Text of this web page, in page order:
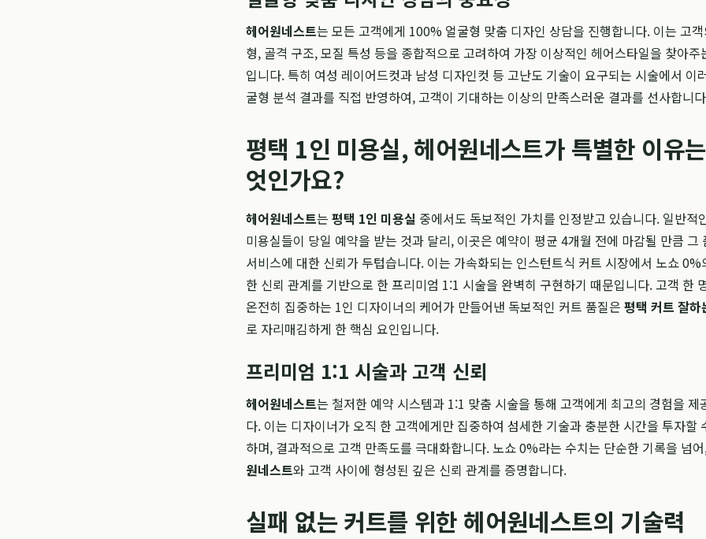
헤어원네스트는 모든 고객에게 100% 얼굴형 맞춤 디자인 상담을 진행합니다. 이는 고
형, 골격 구조, 모질 특성 등을 종합적으로 고려하여 가장 이상적인 헤어스타일을 찾아주
입니다. 특히 여성 레이어드컷과 남성 디자인컷 등 고난도 기술이 요구되는 시술에서 이
굴형 분석 결과를 직접 반영하여, 고객이 기대하는 이상의 만족스러운 결과를 선사합니
평택 1인 미용실, 헤어원네스트가 특별한 이유
엇인가요?
헤어원네스트는 평택 1인 미용실 중에서도 독보적인 가치를 인정받고 있습니다. 일반적
미용실들이 당일 예약을 받는 것과 달리, 이곳은 예약이 평균 4개월 전에 마감될 만큼 그
서비스에 대한 신뢰가 두텁습니다. 이는 가속화되는 인스턴트식 커트 시장에서 노쇼 0%
한 신뢰 관계를 기반으로 한 프리미엄 1:1 시술을 완벽히 구현하기 때문입니다. 고객 한
온전히 집중하는 1인 디자이너의 케어가 만들어낸 독보적인 커트 품질은 평택 커트 잘하
로 자리매김하게 한 핵심 요인입니다.
프리미엄 1:1 시술과 고객 신뢰
헤어원네스트는 철저한 예약 시스템과 1:1 맞춤 시술을 통해 고객에게 최고의 경험을 제
다. 이는 디자이너가 오직 한 고객에게만 집중하여 섬세한 기술과 충분한 시간을 투자할
하며, 결과적으로 고객 만족도를 극대화합니다. 노쇼 0%라는 수치는 단순한 기록을 넘
원네스트와 고객 사이에 형성된 깊은 신뢰 관계를 증명합니다.
실패 없는 커트를 위한 헤어원네스트의 기술력